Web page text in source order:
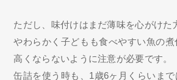
ただし、味付けはまだ薄味を心がけた
やわらかく子どもも食べやすい魚の
高くならないように注意が必要です。
缶詰を使う時も、1歳6ヶ月くらいま